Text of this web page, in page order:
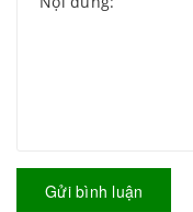
Gửi bình luận